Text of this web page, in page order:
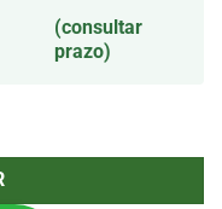
(consultar
prazo)
Sofa 27,5x17,5x2,3cm